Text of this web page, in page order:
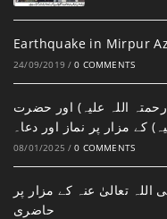
Earthquake in Mirpur
24/09/2019 / 0 COMMENTS
اللہ علیہ) اور حضرت
کے مزار پر نماز اور دعا۔
08/01/2025 / 0 COMMENTS
تعالیٰ عنہ کے مزار پر
حاضری